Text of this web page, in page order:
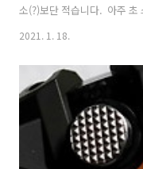
소(?)보단 적습니다. ​ 아주 초
만, 영상이 빠르다 보니 이해
도록 짧은 시간 안(작업은 오
떨어지는 점 양해 바랍니다
관련 설정은 차후에 포스팅
으로 설정하는 방법입니다.
기 때문에 가장 기본적인 시
2021. 1. 18.